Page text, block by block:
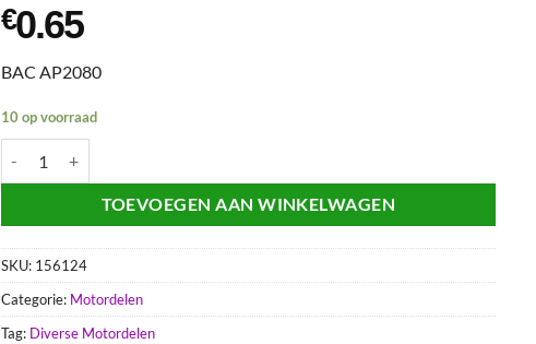
€0.65
BAC AP2080
10 op voorraad
TOEVOEGEN AAN WINKELWAGEN
SKU: 156124
Categorie: Motordelen
Tag: Diverse Motordelen